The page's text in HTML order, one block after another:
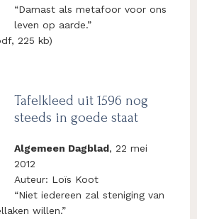
“Damast als metafoor voor ons
leven op aarde.”
225 kb)
Tafelkleed uit 1596 nog
steeds in goede staat
Algemeen Dagblad, 22 mei
2012
Auteur: Loïs Koot
“Niet iedereen zal steniging van
willen.”